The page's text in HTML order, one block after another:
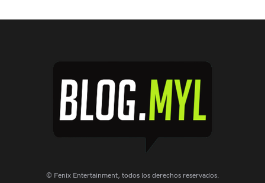
© Fenix Entertainment, todos los derechos reservados.